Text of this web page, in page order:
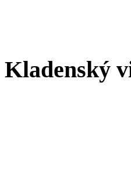
Kladenský